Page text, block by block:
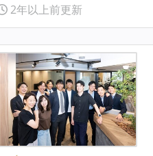
2年以上前更新